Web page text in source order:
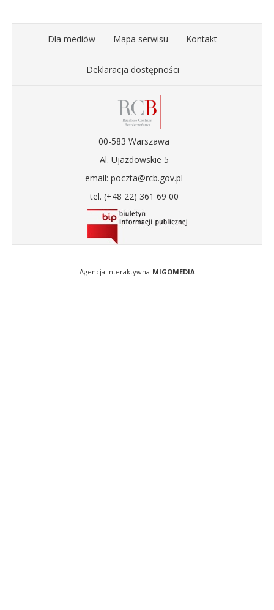
Dla mediów Mapa serwisu Kontakt
Deklaracja dostępności
00-583 Warszawa
Al. Ujazdowskie 5
email: poczta@rcb.gov.pl
tel. (+48 22) 361 69 00
Agencja Interaktywna MIGOMEDIA